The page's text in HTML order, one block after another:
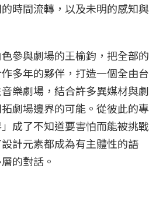
時間流轉，以及未明的感知與
參與劇場的王榆鈞，把全部的
多年的夥伴，打造一個全由台
樂劇場，結合許多異媒材與劇
劇場邊界的可能。從彼此的專
成了不知道要害怕而能被挑戰
計元素都成為有主體性的語
的對話。